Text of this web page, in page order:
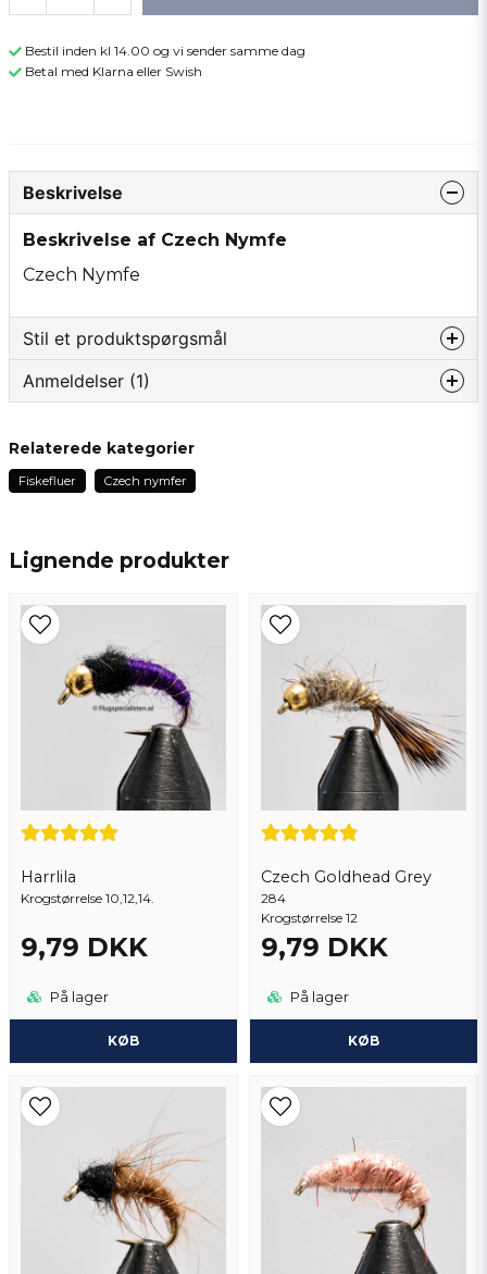
Bestil inden kl 14.00 og vi sender samme dag
Betal med Klarna eller Swish
Lignende produkter
Harrlila
Krogstørrelse 10,12,14.
9,79 DKK
På lager
KØB
Czech Goldhead Grey
284
Krogstørrelse 12
9,79 DKK
På lager
KØB
Beskrivelse
Beskrivelse af Czech Nymfe
Czech Nymfe
Stil et produktspørgsmål
question
Spørg os om noget om dette produkt...
Ja, du kan offentliggøre mit spørgsmål
Send spørgsmål
Anmeldelser (1)
Anonym
Relaterede kategorier
Fiskefluer Czech nymfer